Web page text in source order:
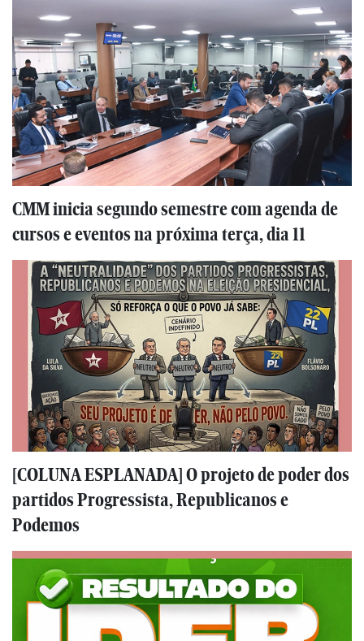
CMM inicia segundo semestre com agenda de
cursos e eventos na próxima terça, dia 11
[COLUNA ESPLANADA] O projeto de poder dos
partidos Progressista, Republicanos e
Podemos